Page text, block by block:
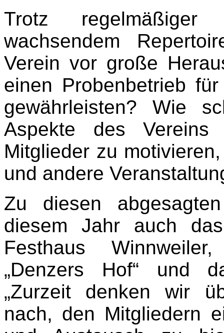
Trotz
wachsendem
Verein vor große
einen Probenbetrieb
gewährleisten? Wie
Aspekte des Vereins
Mitglieder zu
und andere
Zu diesen
diesem Jahr auch
Festhaus
„Denzers Hof“ und
„Zurzeit denken wir
nach, den Mitgliedern